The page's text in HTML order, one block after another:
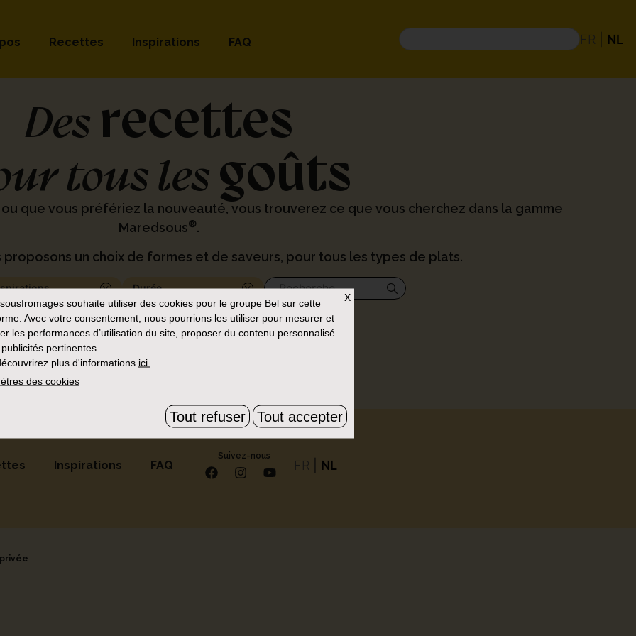
Recettes Inspirations FAQ FR NL
Des recettes
tous les goûts
que vous préfériez la nouveauté, vous trouverez ce que vous cherchez dans la gamme
Maredsous®.
proposons un choix de formes et de saveurs, pour tous les types de plats.
Durée
d'une heure x
résultats avec ces critères, essayez d'en supprimer un.
Inspirations FAQ
Suivez-nous
FR NL
X
souhaite utiliser des cookies pour le groupe Bel sur cette
Avec votre consentement, nous pourrions les utiliser pour mesurer et
les performances d’utilisation du site, proposer du contenu personnalisé
pertinentes.
plus d'informations ici.
des cookies
Tout refuser Tout accepter